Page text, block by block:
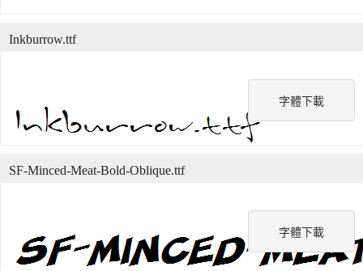
字體下載
Inkburrow.ttf
字體下載
SF-Minced-Meat-Bold-Oblique.ttf